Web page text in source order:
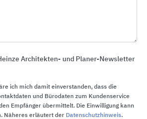
Architekten- und Planer-Newsletter
ich mich damit einverstanden, dass die
und Bürodaten zum Kundenservice
Empfänger übermittelt. Die Einwilligung kann
Näheres erläutert der Datenschutzhinweis.